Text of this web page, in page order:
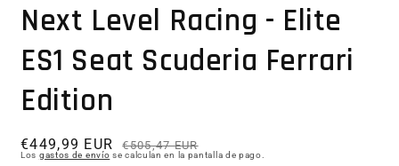
Next Level Racing - Elite
ES1 Seat Scuderia Ferrari
Edition
€505,47 EUR
€449,99 EUR
Los gastos de envío se calculan en la pantalla de pago.